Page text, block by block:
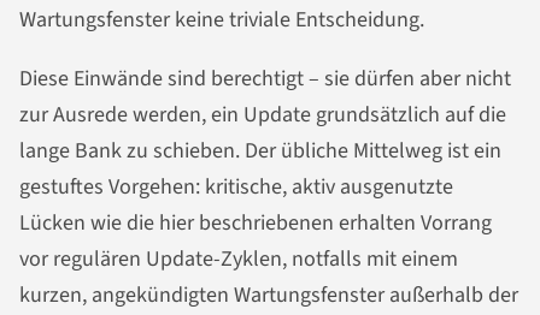
Wartungsfenster keine triviale Entscheidung.
Diese Einwände sind berechtigt – sie dürfen aber nicht
zur Ausrede werden, ein Update grundsätzlich auf die
lange Bank zu schieben. Der übliche Mittelweg ist ein
gestuftes Vorgehen: kritische, aktiv ausgenutzte
Lücken wie die hier beschriebenen erhalten Vorrang
vor regulären Update-Zyklen, notfalls mit einem
kurzen, angekündigten Wartungsfenster außerhalb der